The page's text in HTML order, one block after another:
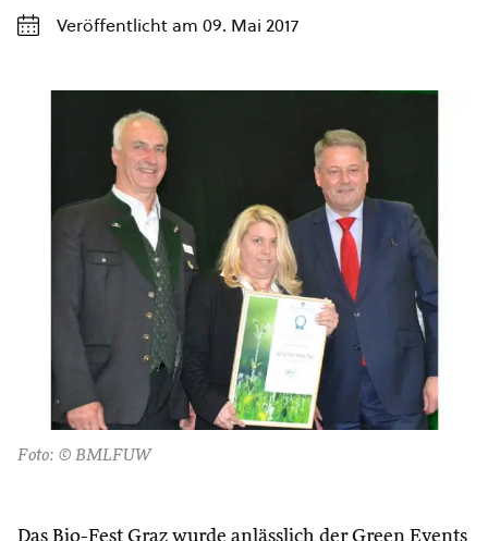
Veröffentlicht am 09. Mai 2017
Foto: © BMLFUW
Das Bio-Fest Graz wurde anlässlich der Green Events